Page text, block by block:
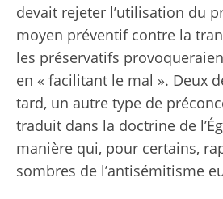
devait rejeter l’utilisation du
moyen préventif contre la
les préservatifs
en « facilitant le mal ». Deux
tard, un autre type de
traduit dans la doctrine de
manière qui, pour certains,
sombres de l’antisémitisme